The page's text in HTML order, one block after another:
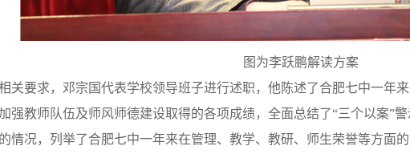
图为李跃鹏解读方案
关要求，邓宗国代表学校领导班子进行述职，他陈述了合肥七中一年
强教师队伍及师风师德建设取得的各项成绩，全面总结了“三个以案”
情况，列举了合肥七中一年来在管理、教学、教研、师生荣誉等方面